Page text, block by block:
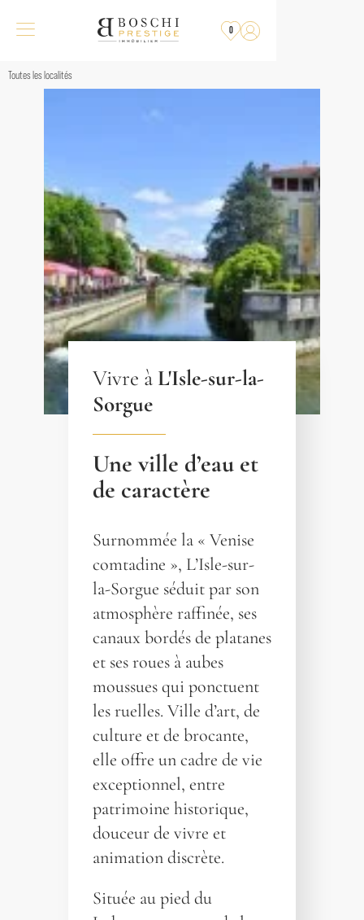
0
Toutes les localités
Vivre à L'Isle-sur-la-
Sorgue
Une ville d’eau et
de caractère
Surnommée la « Venise
comtadine », L’Isle-sur-
la-Sorgue séduit par son
atmosphère raffinée, ses
canaux bordés de platanes
et ses roues à aubes
moussues qui ponctuent
les ruelles. Ville d’art, de
culture et de brocante,
elle offre un cadre de vie
exceptionnel, entre
patrimoine historique,
douceur de vivre et
animation discrète.
Située au pied du